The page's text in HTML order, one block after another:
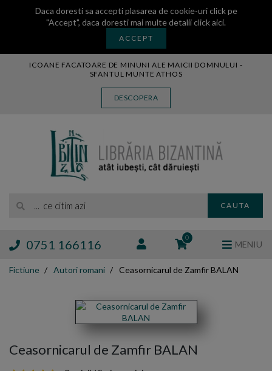
Daca doresti sa accepti plasarea de cookie-uri click pe
"Accept", daca doresti mai multe detaliiclick aici.
ACCEPT
ICOANE FACATOARE DE MINUNI ALE MAICII DOMNULUI -
SFANTUL MUNTE ATHOS
DESCOPERA
CAUTA
0751 166116 0
MENIU
MANASTIREA VATOPEDI
BLOG
TAMAIE
Fictiune Autori romani Ceasornicarul de Zamfir BALAN
Ceasornicarul de Zamfir BALAN